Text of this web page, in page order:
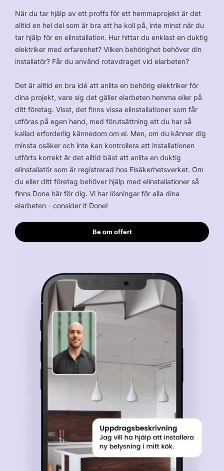
När du tar hjälp av ett proffs för ett hemmaprojekt är det
alltid en hel del som är bra att ha koll på, inte minst när du
tar hjälp för en elinstallation. Hur hittar du enklast en duktig
elektriker med erfarenhet? Vilken behörighet behöver din
installatör? Får du använd rotavdraget vid elarbeten?
Det är alltid en bra idé att anlita en behörig elektriker för
dina projekt, vare sig det gäller elarbeten hemma eller på
ditt företag. Visst, det finns vissa elinstallationer som får
utföras på egen hand, med förutsättning att du har så
kallad erforderlig kännedom om el. Men, om du känner dig
minsta osäker och inte kan kontrollera att installationen
utförts korrekt är det alltid bäst att anlita en duktig
elinstallatör som är registrerad hos Elsäkerhetsverket. Om
du eller ditt företag behöver hjälp med elinstallationer så
finns Done här för dig. Vi har lösningar för alla dina
elarbeten - consider it Done!
Be om offert